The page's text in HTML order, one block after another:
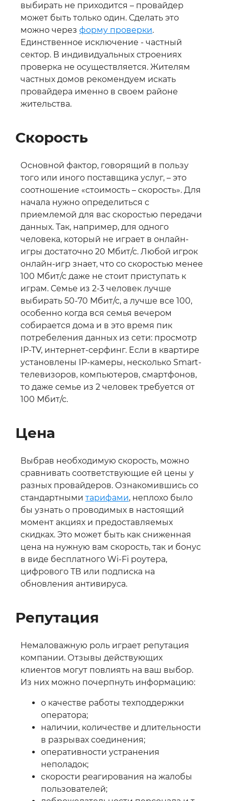
выбирать не приходится – провайдер
может быть только один. Сделать это
можно через форму проверки.
Единственное исключение - частный
сектор. В индивидуальных строениях
проверка не осуществляется. Жителям
частных домов рекомендуем искать
провайдера именно в своем районе
жительства.
Скорость
Основной фактор, говорящий в пользу
того или иного поставщика услуг, – это
соотношение «стоимость – скорость». Для
начала нужно определиться с
приемлемой для вас скоростью передачи
данных. Так, например, для одного
человека, который не играет в онлайн-
игры достаточно 20 Мбит/с. Любой игрок
онлайн-игр знает, что со скоростью менее
100 Мбит/с даже не стоит приступать к
играм. Семье из 2-3 человек лучше
выбирать 50-70 Мбит/с, а лучше все 100,
особенно когда вся семья вечером
собирается дома и в это время пик
потребеления данных из сети: просмотр
IP-TV, интернет-серфинг. Если в квартире
установлены IP-камеры, несколько Smart-
телевизоров, компьютеров, смартфонов,
то даже семье из 2 человек требуется от
100 Мбит/с.
Цена
Выбрав необходимую скорость, можно
сравнивать соответствующие ей цены у
разных провайдеров. Ознакомившись со
стандартными тарифами, неплохо было
бы узнать о проводимых в настоящий
момент акциях и предоставляемых
скидках. Это может быть как сниженная
цена на нужную вам скорость, так и бонус
в виде бесплатного Wi-Fi роутера,
цифрового ТВ или подписка на
обновления антивируса.
Репутация
Немаловажную роль играет репутация
компании. Отзывы действующих
клиентов могут повлиять на ваш выбор.
Из них можно почерпнуть информацию:
о качестве работы техподдержки
оператора;
наличии, количестве и длительности
в разрывах соединения;
оперативности устранения
неполадок;
скорости реагирования на жалобы
пользователей;